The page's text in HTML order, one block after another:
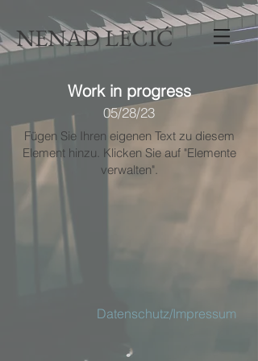
NENAD LEČIĆ
Work in progress
05/28/23
Fügen Sie Ihren eigenen Text zu diesem
Element hinzu. Klicken Sie auf "Elemente
verwalten".
Datenschutz/Impressum